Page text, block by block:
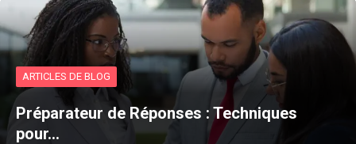
ARTICLES DE BLOG
Préparateur de Réponses : Techniques
pour…